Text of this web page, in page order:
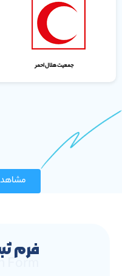
جمعیت هلال احمر
فرم